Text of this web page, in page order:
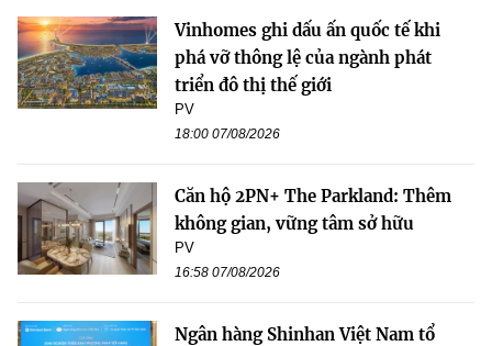
Vinhomes ghi dấu ấn quốc tế khi
phá vỡ thông lệ của ngành phát
triển đô thị thế giới
PV
18:00 07/08/2026
Căn hộ 2PN+ The Parkland: Thêm
không gian, vững tâm sở hữu
PV
16:58 07/08/2026
Ngân hàng Shinhan Việt Nam tổ